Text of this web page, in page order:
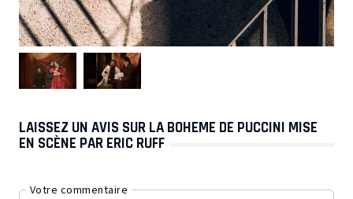
LAISSEZ UN AVIS SUR LA BOHEME DE PUCCINI MISE
EN SCÈNE PAR ERIC RUFF
Votre commentaire